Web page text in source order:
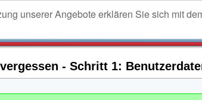
unserer Angebote erklären Sie sich mit
- Schritt 1: